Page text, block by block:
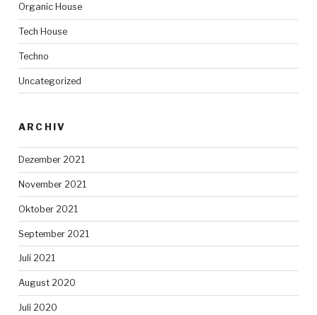
Organic House
Tech House
Techno
Uncategorized
ARCHIV
Dezember 2021
November 2021
Oktober 2021
September 2021
Juli 2021
August 2020
Juli 2020